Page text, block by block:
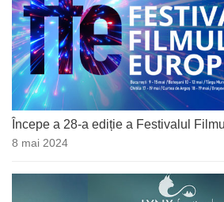
Începe a 28-a ediție a Festivalul
8 mai 2024